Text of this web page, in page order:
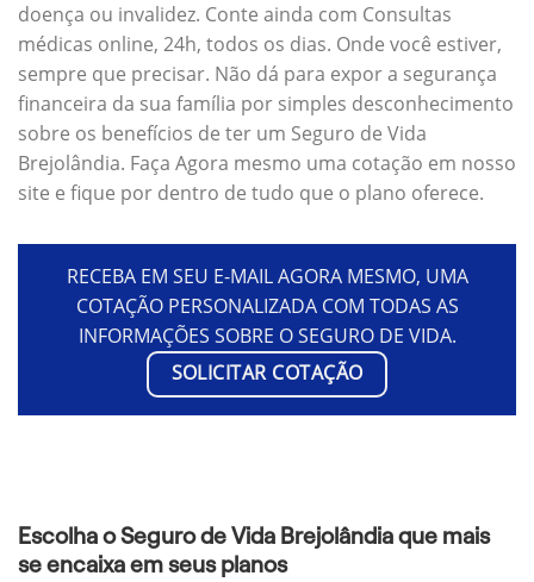
doença ou invalidez. Conte ainda com Consultas
médicas online, 24h, todos os dias. Onde você estiver,
sempre que precisar. Não dá para expor a segurança
financeira da sua família por simples desconhecimento
sobre os benefícios de ter um Seguro de Vida
Brejolândia. Faça Agora mesmo uma cotação em nosso
site e fique por dentro de tudo que o plano oferece.
RECEBA EM SEU E-MAIL AGORA MESMO, UMA
COTAÇÃO PERSONALIZADA COM TODAS AS
INFORMAÇÕES SOBRE O SEGURO DE VIDA.
SOLICITAR COTAÇÃO
Escolha o Seguro de Vida Brejolândia que mais
se encaixa em seus planos